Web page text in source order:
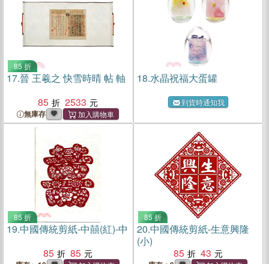
85 折
17.晉 王羲之 快雪時晴 帖 軸
85
2533
無庫存
18.水晶祝福大蛋罐
到貨時通知我
85 折
19.中國傳統剪紙-中囍(紅)-中
85
85
85 折
20.中國傳統剪紙-生意興隆
(小)
85
43